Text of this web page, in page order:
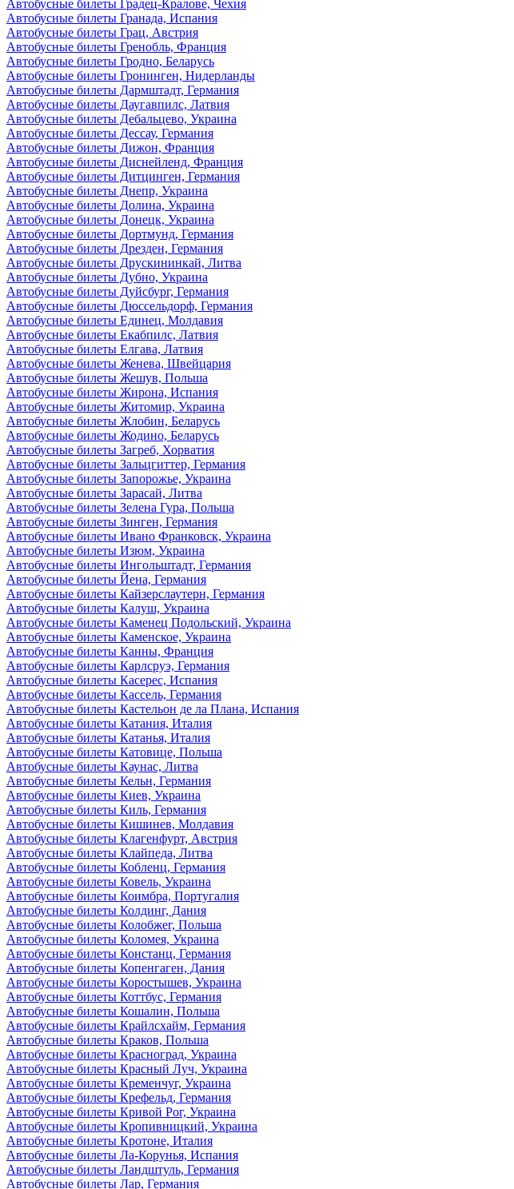
Автобусные билеты Градец-Кралове, Чехия
Автобусные билеты Гранада, Испания
Автобусные билеты Грац, Австрия
Автобусные билеты Гренобль, Франция
Автобусные билеты Гродно, Беларусь
Автобусные билеты Гронинген, Нидерланды
Автобусные билеты Дармштадт, Германия
Автобусные билеты Даугавпилс, Латвия
Автобусные билеты Дебальцево, Украина
Автобусные билеты Дессау, Германия
Автобусные билеты Дижон, Франция
Автобусные билеты Диснейленд, Франция
Автобусные билеты Дитцинген, Германия
Автобусные билеты Днепр, Украина
Автобусные билеты Долина, Украина
Автобусные билеты Донецк, Украина
Автобусные билеты Дортмунд, Германия
Автобусные билеты Дрезден, Германия
Автобусные билеты Друскининкай, Литва
Автобусные билеты Дубно, Украина
Автобусные билеты Дуйсбург, Германия
Автобусные билеты Дюссельдорф, Германия
Автобусные билеты Единец, Молдавия
Автобусные билеты Екабпилс, Латвия
Автобусные билеты Елгава, Латвия
Автобусные билеты Женева, Швейцария
Автобусные билеты Жешув, Польша
Автобусные билеты Жирона, Испания
Автобусные билеты Житомир, Украина
Автобусные билеты Жлобин, Беларусь
Автобусные билеты Жодино, Беларусь
Автобусные билеты Загреб, Хорватия
Автобусные билеты Зальцгиттер, Германия
Автобусные билеты Запорожье, Украина
Автобусные билеты Зарасай, Литва
Автобусные билеты Зелена Гура, Польша
Автобусные билеты Зинген, Германия
Автобусные билеты Ивано Франковск, Украина
Автобусные билеты Изюм, Украина
Автобусные билеты Ингольштадт, Германия
Автобусные билеты Йена, Германия
Автобусные билеты Кайзерслаутерн, Германия
Автобусные билеты Калуш, Украина
Автобусные билеты Каменец Подольский, Украина
Автобусные билеты Каменское, Украина
Автобусные билеты Канны, Франция
Автобусные билеты Карлсруэ, Германия
Автобусные билеты Касерес, Испания
Автобусные билеты Кассель, Германия
Автобусные билеты Кастельон де ла Плана, Испания
Автобусные билеты Катания, Италия
Автобусные билеты Катанья, Италия
Автобусные билеты Катовице, Польша
Автобусные билеты Каунас, Литва
Автобусные билеты Кельн, Германия
Автобусные билеты Киев, Украина
Автобусные билеты Киль, Германия
Автобусные билеты Кишинев, Молдавия
Автобусные билеты Клагенфурт, Австрия
Автобусные билеты Клайпеда, Литва
Автобусные билеты Кобленц, Германия
Автобусные билеты Ковель, Украина
Автобусные билеты Коимбра, Португалия
Автобусные билеты Колдинг, Дания
Автобусные билеты Колобжег, Польша
Автобусные билеты Коломея, Украина
Автобусные билеты Констанц, Германия
Автобусные билеты Копенгаген, Дания
Автобусные билеты Коростышев, Украина
Автобусные билеты Коттбус, Германия
Автобусные билеты Кошалин, Польша
Автобусные билеты Крайлсхайм, Германия
Автобусные билеты Краков, Польша
Автобусные билеты Красноград, Украина
Автобусные билеты Красный Луч, Украина
Автобусные билеты Кременчуг, Украина
Автобусные билеты Крефельд, Германия
Автобусные билеты Кривой Рог, Украина
Автобусные билеты Кропивницкий, Украина
Автобусные билеты Кротоне, Италия
Автобусные билеты Ла-Корунья, Испания
Автобусные билеты Ландштуль, Германия
Автобусные билеты Лар, Германия